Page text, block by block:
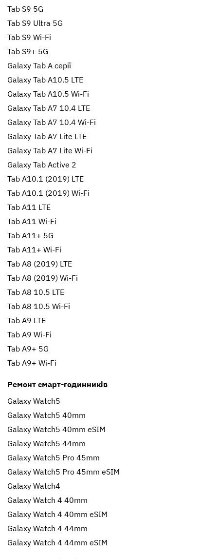
Tab S9 5G
Tab S9 Ultra 5G
Tab S9 Wi-Fi
Tab S9+ 5G
Galaxy Tab A серії
Galaxy Tab A10.5 LTE
Galaxy Tab A10.5 Wi-Fi
Galaxy Tab A7 10.4 LTE
Galaxy Tab A7 10.4 Wi-Fi
Galaxy Tab A7 Lite LTE
Galaxy Tab A7 Lite Wi-Fi
Galaxy Tab Active 2
Tab A10.1 (2019) LTE
Tab A10.1 (2019) Wi-Fi
Tab A11 LTE
Tab A11 Wi-Fi
Tab A11+ 5G
Tab A11+ Wi-Fi
Tab A8 (2019) LTE
Tab A8 (2019) Wi-Fi
Tab A8 10.5 LTE
Tab A8 10.5 Wi-Fi
Tab A9 LTE
Tab A9 Wi-Fi
Tab A9+ 5G
Tab A9+ Wi-Fi
Ремонт смарт-годинників
Galaxy Watch5
Galaxy Watch5 40mm
Galaxy Watch5 40mm eSIM
Galaxy Watch5 44mm
Galaxy Watch5 Pro 45mm
Galaxy Watch5 Pro 45mm eSIM
Galaxy Watch4
Galaxy Watch 4 40mm
Galaxy Watch 4 40mm eSIM
Galaxy Watch 4 44mm
Galaxy Watch 4 44mm eSIM